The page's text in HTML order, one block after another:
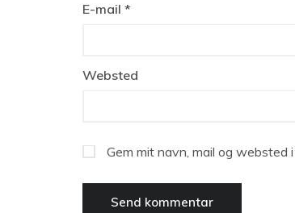
E-mail *
Websted
Gem mit navn, mail og